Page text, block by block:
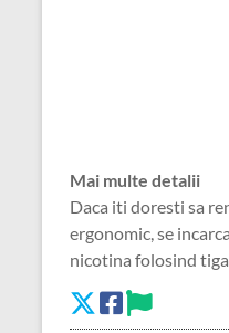
Mai multe detalii
Daca iti doresti sa
ergonomic, se
nicotina folosind